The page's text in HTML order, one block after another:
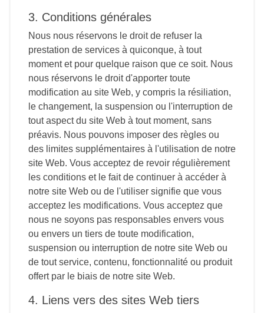
3. Conditions générales
Nous nous réservons le droit de refuser la
prestation de services à quiconque, à tout
moment et pour quelque raison que ce soit. Nous
nous réservons le droit d'apporter toute
modification au site Web, y compris la résiliation,
le changement, la suspension ou l'interruption de
tout aspect du site Web à tout moment, sans
préavis. Nous pouvons imposer des règles ou
des limites supplémentaires à l'utilisation de notre
site Web. Vous acceptez de revoir régulièrement
les conditions et le fait de continuer à accéder à
notre site Web ou de l'utiliser signifie que vous
acceptez les modifications. Vous acceptez que
nous ne soyons pas responsables envers vous
ou envers un tiers de toute modification,
suspension ou interruption de notre site Web ou
de tout service, contenu, fonctionnalité ou produit
offert par le biais de notre site Web.
4. Liens vers des sites Web tiers